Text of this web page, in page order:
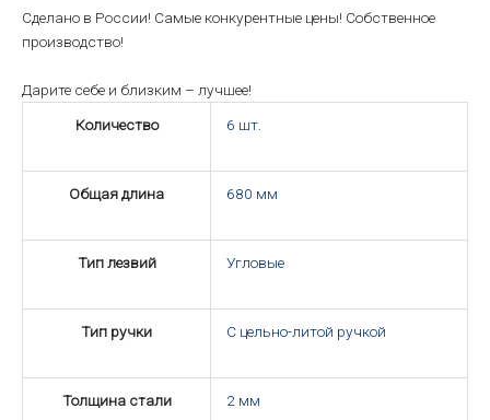
Сделано в России! Самые конкурентные цены! Собственное
производство!
Дарите себе и близким – лучшее!
Количество
6 шт.
Общая длина 680 мм
Тип лезвий Угловые
Тип ручки С цельно-литой ручкой
Толщина стали 2 мм